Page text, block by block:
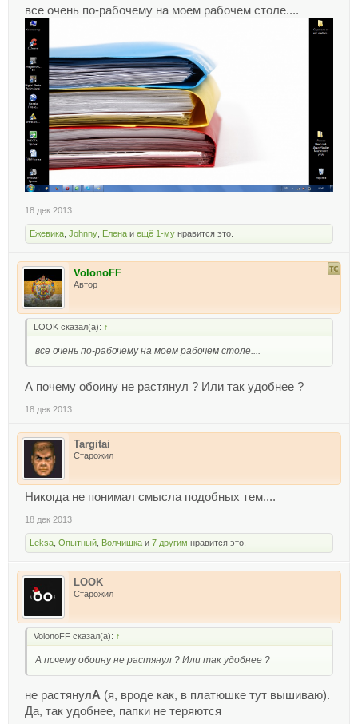
все очень по-рабочему на моем рабочем столе....
18 дек 2013
Ежевика Johnny Елена и ещё 1-му нравится это.
VolonoFF
Автор
LOOK сказал(а): ↑
все очень по-рабочему на моем рабочем столе....
А почему обоину не растянул ? Или так удобнее ?
18 дек 2013
Targitai
Старожил
Никогда не понимал смысла подобных тем....
18 дек 2013
Leksa Опытный Волчишка и 7 другим нравится это.
LOOK
Старожил
VolonoFF сказал(а): ↑
А почему обоину не растянул ? Или так удобнее ?
не растянулА (я, вроде как, в платюшке тут вышиваю).
Да, так удобнее, папки не теряются